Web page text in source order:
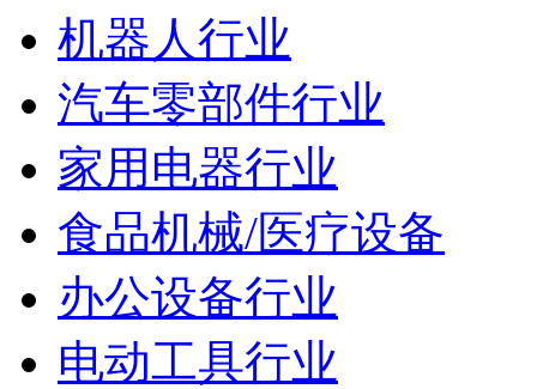
机器人行业
汽车零部件行业
家用电器行业
食品机械/医疗设备
办公设备行业
电动工具行业